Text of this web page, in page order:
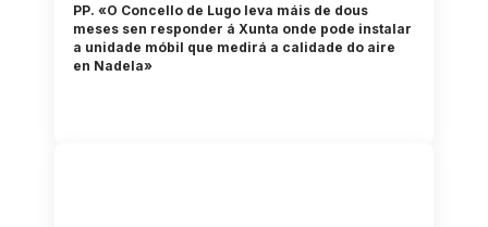
PP. «O Concello de Lugo leva máis de dous
meses sen responder á Xunta onde pode instalar
a unidade móbil que medirá a calidade do aire
en Nadela»